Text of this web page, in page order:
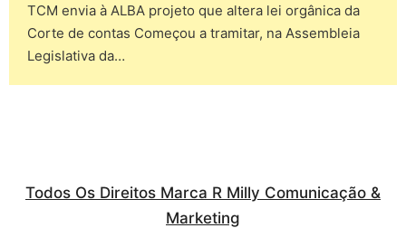
TCM envia à ALBA projeto que altera lei orgânica da
Corte de contas Começou a tramitar, na Assembleia
Legislativa da…
Todos Os Direitos Marca R Milly Comunicação &
Marketing